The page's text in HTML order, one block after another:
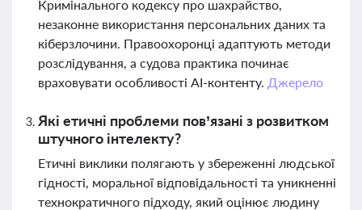
Кримінального кодексу про шахрайство,
незаконне використання персональних даних та
кіберзлочини. Правоохоронці адаптують методи
розслідування, а судова практика починає
враховувати особливості AI-контенту. Джерело
Які етичні проблеми пов’язані з розвитком
штучного інтелекту?
Етичні виклики полягають у збереженні людської
гідності, моральної відповідальності та уникненні
технократичного підходу, який оцінює людину